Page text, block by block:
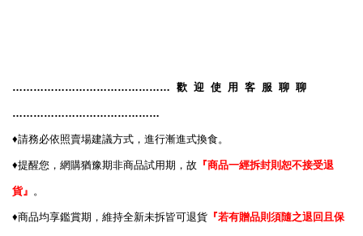
……………………………………… 歡 迎 使 用 客 服 聊 聊
……………………………………
♦️請務必依照賣場建議方式，進行漸進式換食。
♦️提醒您，網購猶豫期非商品試用期，故 『商品一經拆封則恕不接受退
貨』 。
♦️商品均享鑑賞期，維持全新未拆皆可退貨 『若有贈品則須隨之退回且保